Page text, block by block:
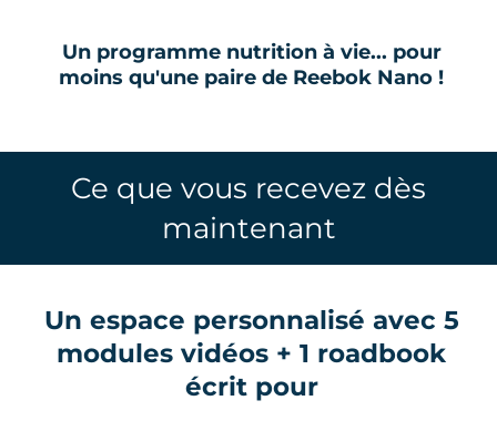
Un programme nutrition à vie... pour
moins qu'une paire de Reebok Nano !
Ce que vous recevez dès
maintenant
Un espace personnalisé avec 5
modules vidéos + 1 roadbook
écrit pour